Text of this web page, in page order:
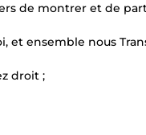
de montrer et de
et ensemble nous
droit ;